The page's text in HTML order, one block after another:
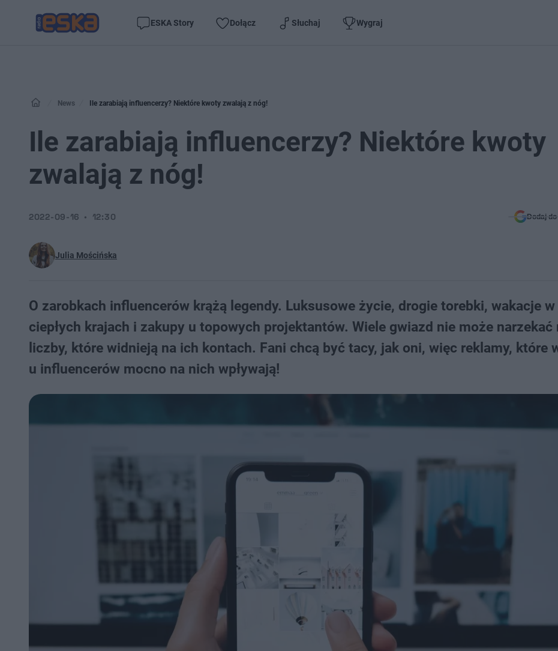
ESKA Story Dołącz Słuchaj Wygraj
News Ile zarabiają influencerzy? Niektóre kwoty zwalają z nóg!
Ile zarabiają influencerzy? Niektóre kwoty
zwalają z nóg!
Julia Mościńska
2022-09-16 12:30 Dodaj
O zarobkach influencerów krążą legendy. Luksusowe życie, drogie torebki, wakacje w
ciepłych krajach i zakupy u topowych projektantów. Wiele gwiazd nie może narzekać
liczby, które widnieją na ich kontach. Fani chcą być tacy, jak oni, więc reklamy, które
u influencerów mocno na nich wpływają!